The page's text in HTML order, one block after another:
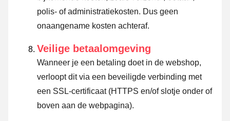
polis- of administratiekosten. Dus geen
onaangename kosten achteraf.
Veilige betaalomgeving
Wanneer je een betaling doet in de webshop,
verloopt dit via een beveiligde verbinding met
een SSL-certificaat (HTTPS en/of slotje onder of
boven aan de webpagina).